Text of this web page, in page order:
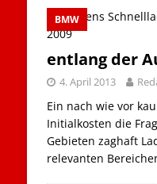
BMW
entlang der
4. April 2013
Ein nach wie vor
Initialkosten die
Gebieten zaghaft
relevanten